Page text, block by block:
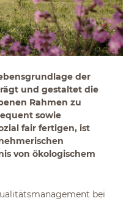
der
und gestaltet die
Rahmen zu
sowie
fair fertigen, ist
von ökologischem
bei